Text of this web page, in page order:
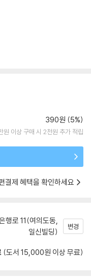
390원 (5%)
원 이상 구매 시 2천원 추가 적립
결제 혜택을 확인하세요
행로 11(여의도동,
일신빌딩)
변경
(도서 15,000원 이상 무료)